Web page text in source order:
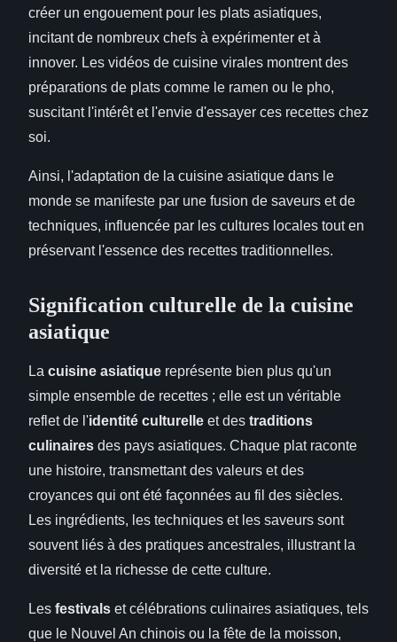
créer un engouement pour les plats asiatiques,
incitant de nombreux chefs à expérimenter et à
innover. Les vidéos de cuisine virales montrent des
préparations de plats comme le ramen ou le pho,
suscitant l'intérêt et l'envie d'essayer ces recettes chez
soi.
Ainsi, l'adaptation de la cuisine asiatique dans le
monde se manifeste par une fusion de saveurs et de
techniques, influencée par les cultures locales tout en
préservant l'essence des recettes traditionnelles.
Signification culturelle de la cuisine
asiatique
La cuisine asiatique représente bien plus qu'un
simple ensemble de recettes ; elle est un véritable
reflet de l'identité culturelle et des traditions
culinaires des pays asiatiques. Chaque plat raconte
une histoire, transmettant des valeurs et des
croyances qui ont été façonnées au fil des siècles.
Les ingrédients, les techniques et les saveurs sont
souvent liés à des pratiques ancestrales, illustrant la
diversité et la richesse de cette culture.
Les festivals et célébrations culinaires asiatiques, tels
que le Nouvel An chinois ou la fête de la moisson,